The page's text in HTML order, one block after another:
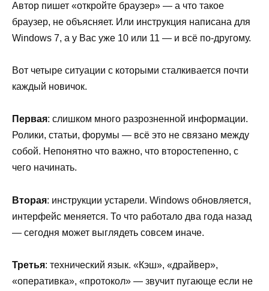
Автор пишет «откройте браузер» — а что такое
браузер, не объясняет. Или инструкция написана для
Windows 7, а у Вас уже 10 или 11 — и всё по-другому.
Вот четыре ситуации с которыми сталкивается почти
каждый новичок.
Первая: слишком много разрозненной информации.
Ролики, статьи, форумы — всё это не связано между
собой. Непонятно что важно, что второстепенно, с
чего начинать.
Вторая: инструкции устарели. Windows обновляется,
интерфейс меняется. То что работало два года назад
— сегодня может выглядеть совсем иначе.
Третья: технический язык. «Кэш», «драйвер»,
«оперативка», «протокол» — звучит пугающе если не